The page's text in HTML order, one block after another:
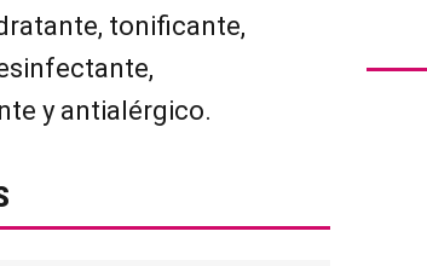
tonificante,
y antialérgico.